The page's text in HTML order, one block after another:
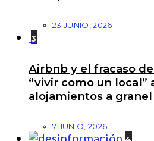
23 JUNIO, 2026
3
Airbnb y el fracaso
“vivir como un local”
alojamientos a granel
7 JUNIO, 2026